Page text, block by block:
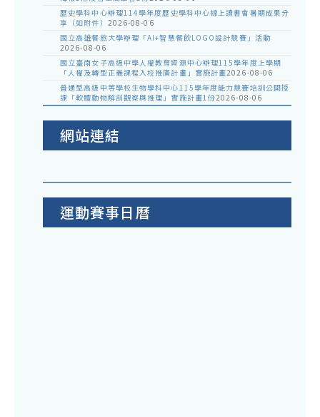
歷史學科中心辦理114學年度歷史學科中心線上讀書會暑期成果分
享（如附件） 2026-08-06
國立高雄餐旅大學辦理「AI+智慧餐飲LOGO設計競賽」活動
2026-08-06
國立臺南女子高級中學人權教育資源中心辦理115學年度上學期
「人權及轉型正義課程入校推廣計畫」實施計畫2026-08-06
普通型高級中等學校生物學科中心115學年度能力競賽培訓公開授
課「軟體動物解剖觀察與推理」實施計畫1份2026-08-06
網站連結
運動賽事日曆